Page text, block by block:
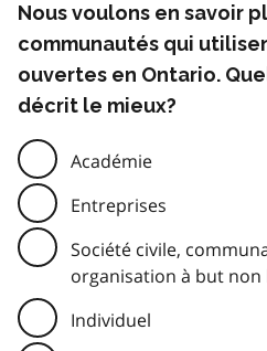
Nous voulons en savoir
communautés qui
ouvertes en Ontario.
décrit le mieux?
Académie
Entreprises
Société civile,
organisation à but
Individuel